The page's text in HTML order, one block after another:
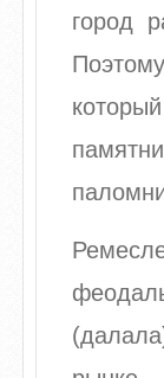
город